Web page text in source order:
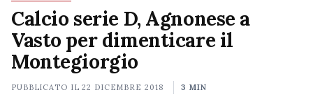
Calcio serie D, Agnonese a
Vasto per dimenticare il
Montegiorgio
PUBBLICATO IL22 DICEMBRE 2018 3 MIN